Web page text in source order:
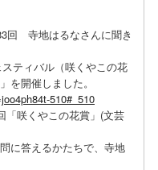
回 寺地はるなさんに聞き
ティバル（咲くやこの花
を開催しました。
510#_510
「咲くやこの花賞」(文芸
に答えるかたちで、寺地